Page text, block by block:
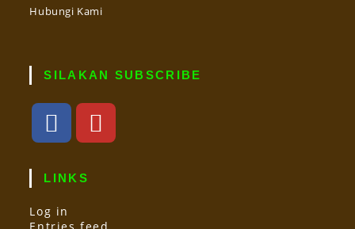
Hubungi Kami
SILAKAN SUBSCRIBE
LINKS
Log in